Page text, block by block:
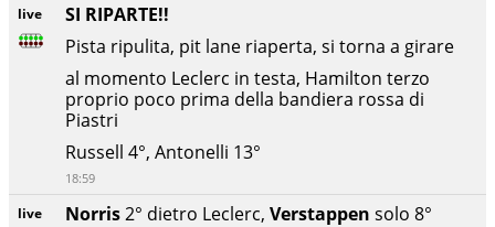
live Norris2° dietro Leclerc, Verstappen solo 8°
live
SI RIPARTE!!
Pista ripulita, pit lane riaperta, si torna a girare
al momento Leclerc in testa, Hamilton terzo
proprio poco prima della bandiera rossa di
Piastri
Russell 4°, Antonelli 13°
18:59